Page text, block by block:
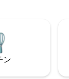
地元のレストラン、
徒歩5分です。 ***パ
は一切禁止です***
ン